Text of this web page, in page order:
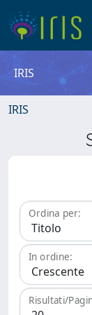
IRIS
IRIS
Ordina per:
In ordine:
Risultati/